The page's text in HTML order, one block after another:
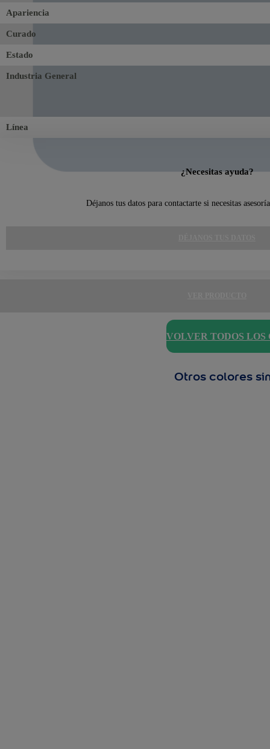
Apariencia
Curado
Estado
Industria General
Línea
¿Necesitas ayuda?
Déjanos tus datos para contactarte si necesitas
VOLVER TODOS LOS
Otros colores